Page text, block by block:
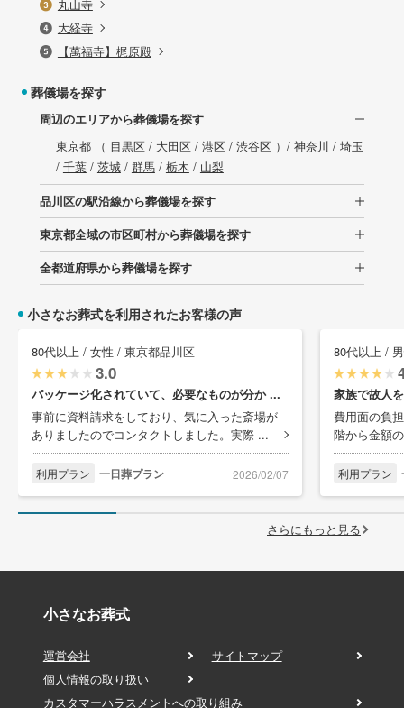
丸山寺
大経寺
【萬福寺】梶原殿
葬儀場を探す
周辺のエリアから葬儀場を探す
東京都（ 目黒区 / 大田区 / 港区 / 渋谷区 ）/ 神奈川 / 埼玉
/ 千葉/ 茨城/ 群馬/ 栃木 / 山梨
品川区の駅沿線から葬儀場を探す
東京都全域の市区町村から葬儀場を探す
全都道府県から葬儀場を探す
小さなお葬式を利用されたお客様の声
80代以上 / 女性 / 東京都品川区
3.0
パッケージ化されていて、必要なものが分か ...
事前に資料請求をしており、気に入った斎場が
ありましたのでコンタクトしました。実際 ...
利用プラン 一日葬プラン 2026/02/07
80代以上 /
家族で故人
費用面の負
階から金額
利用プラン
さらにもっと見る
小さなお葬式
運営会社
サイトマップ
個人情報の取り扱い
カスタマーハラスメントへの取り組み